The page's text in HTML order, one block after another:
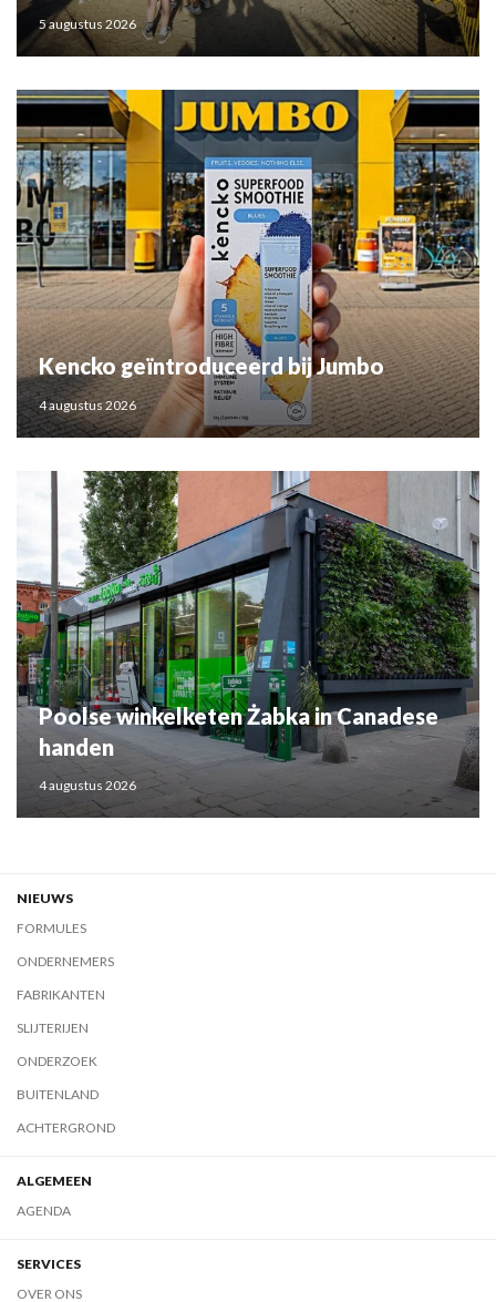
5 augustus 2026
Kencko geïntroduceerd bij Jumbo
4 augustus 2026
Poolse winkelketen Żabka in Canadese
handen
4 augustus 2026
NIEUWS
FORMULES
ONDERNEMERS
FABRIKANTEN
SLIJTERIJEN
ONDERZOEK
BUITENLAND
ACHTERGROND
ALGEMEEN
AGENDA
SERVICES
OVER ONS